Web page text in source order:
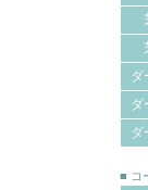
ダ
ダ
ダ
■ コ